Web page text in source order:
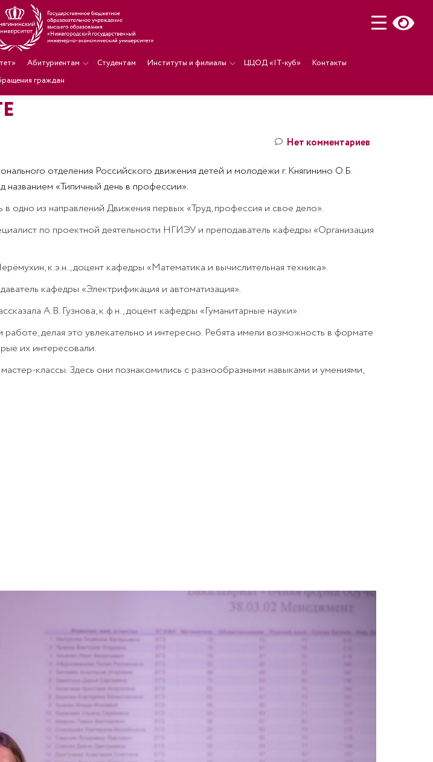
Абитуриентам Студентам Институты и филиалы ЦЦОД «IT-куб»
Контакты
граждан
Нет комментариев
отделения Российского движения детей и молодёжи г. Княгинино О.Б.
«Типичный день в профессии».
одно из направлений Движения первых «Труд, профессия и свое дело».
по проектной деятельности НГИЭУ и преподаватель кафедры «Организация
к.э.н., доцент кафедры «Математика и вычислительная техника».
кафедры «Электрификация и автоматизация».
А.В. Гузнова, к.ф.н., доцент кафедры «Гуманитарные науки».
делая это увлекательно и интересно. Ребята имели возможность в формате
их интересовали.
классы. Здесь они познакомились с разнообразными навыками и умениями,